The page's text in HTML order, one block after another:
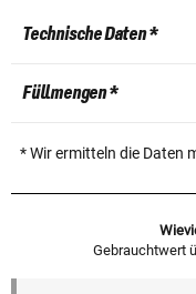
Technische Daten *
Füllmengen *
* Wir ermitteln die Daten
Gebrauchtwert